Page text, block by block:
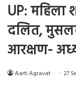
UP: महिला
दलित,
आरक्षण-
Aarti Agravat 27